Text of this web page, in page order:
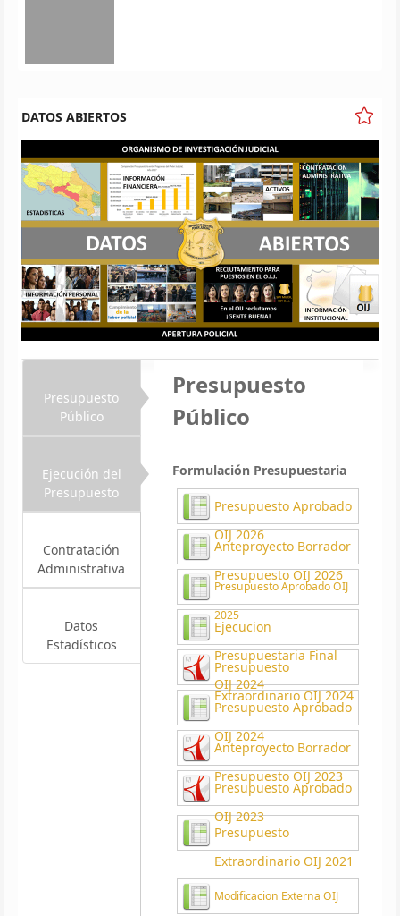
DATOS ABIERTOS
Presupuesto
Público
Ejecución del
Presupuesto
Contratación
Administrativa
Datos
Estadísticos
Presupuesto
Público
Formulación Presupuestaria
Presupuesto Aprobado
OIJ 2026
Anteproyecto Borrador
Presupuesto OIJ 2026
Presupuesto Aprobado OIJ
2025
Ejecucion
Presupuestaria Final
OIJ 2024
Presupuesto
Extraordinario OIJ 2024
Presupuesto Aprobado
OIJ 2024
Anteproyecto Borrador
Presupuesto OIJ 2023
Presupuesto Aprobado
OIJ 2023
Presupuesto
Extraordinario OIJ 2021
Modificacion Externa OIJ